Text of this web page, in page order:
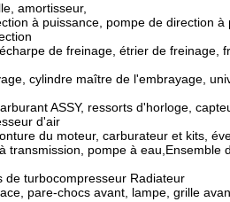
amortisseur,
à puissance, pompe de direction à
de freinage, étrier de freinage,
cylindre maître de l'embrayage,
ASSY, ressorts d'horloge,
d'air
du moteur, carburateur et kits,
transmission, pompe à eau,Ensemble
de turbocompresseur Radiateur
pare-chocs avant, lampe, grille